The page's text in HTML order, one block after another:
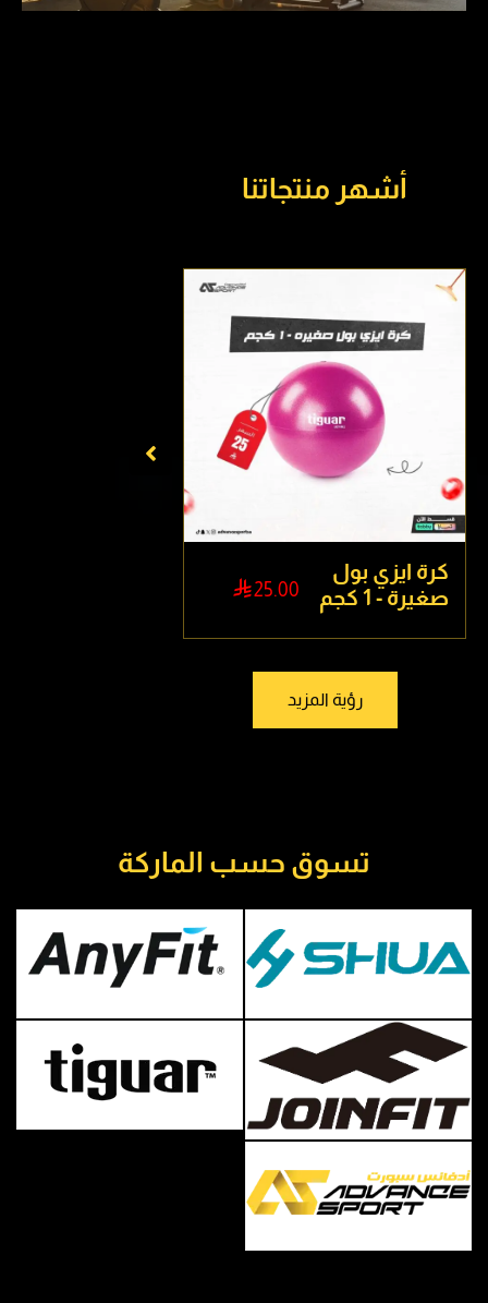
أشهر منتجاتنا
كرة ايزي بول
صغيرة - 1 كجم
25.00
رؤية المزيد
تسوق حسب الماركة